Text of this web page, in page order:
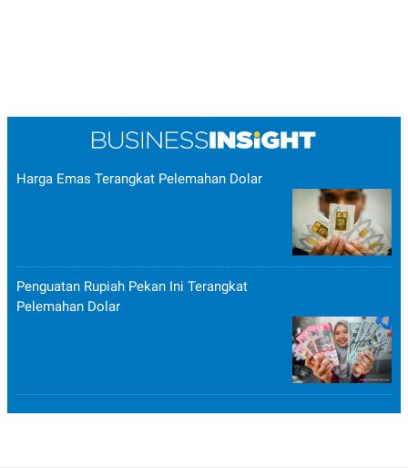
Harga Emas Terangkat Pelemahan Dolar
Penguatan Rupiah Pekan Ini Terangkat
Pelemahan Dolar